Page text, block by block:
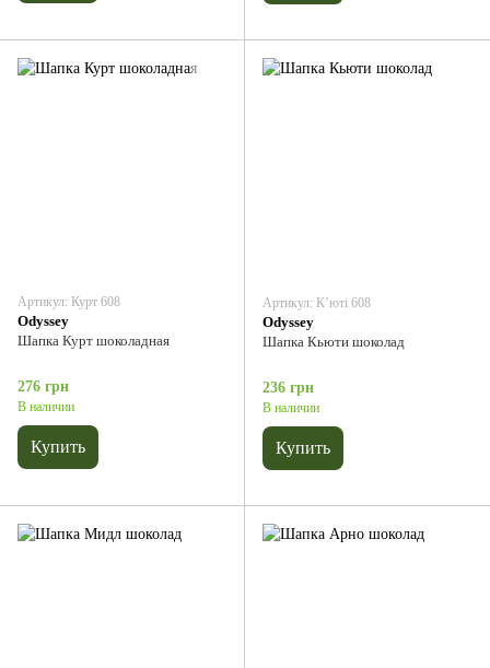
Артикул: Курт 608
Odyssey
Шапка Курт шоколадная
276 грн
В наличии
Купить
Артикул: Кʼюті 608
Odyssey
Шапка Кьюти шоколад
236 грн
В наличии
Купить